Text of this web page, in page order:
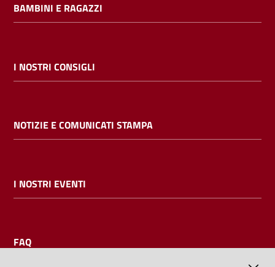
cataloghi
bibliotecario
BAMBINI E RAGAZZI
I NOSTRI CONSIGLI
NOTIZIE E COMUNICATI STAMPA
I NOSTRI EVENTI
FAQ